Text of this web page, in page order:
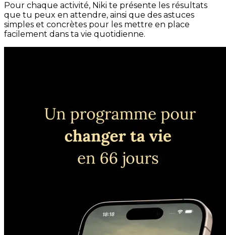
Pour chaque activité, Niki te présente les résultats
que tu peux en attendre, ainsi que des astuces
simples et concrètes pour les mettre en place
facilement dans ta vie quotidienne.